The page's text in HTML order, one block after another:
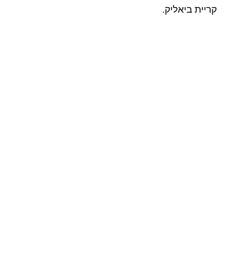
קריית ביאליק.